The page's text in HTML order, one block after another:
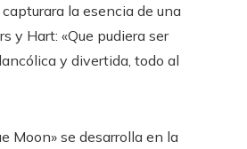
la esencia de una
y Hart: «Que pudiera ser
y divertida, todo al
Moon» se desarrolla en la